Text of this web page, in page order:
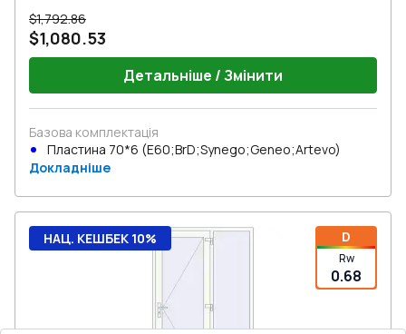
$1,792.86
$1,080.53
Детальніше / Змінити
Базова комплектація
Пластина 70*6 (E60;BrD;Synego;Geneo;Artevo)
Докладніше
D
Rw
0.68
НАЦ. КЕШБЕК 10%